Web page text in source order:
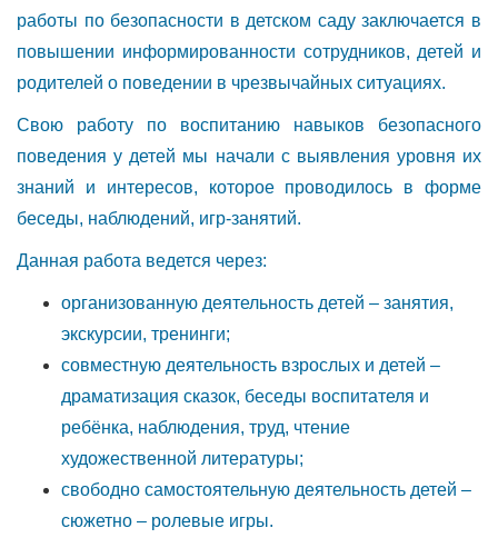
работы по безопасности в детском саду заключается в
повышении информированности сотрудников, детей и
родителей о поведении в чрезвычайных ситуациях.
Свою работу по воспитанию навыков безопасного
поведения у детей мы начали с выявления уровня их
знаний и интересов, которое проводилось в форме
беседы, наблюдений, игр-занятий.
Данная работа ведется через:
организованную деятельность детей – занятия,
экскурсии, тренинги;
совместную деятельность взрослых и детей –
драматизация сказок, беседы воспитателя и
ребёнка, наблюдения, труд, чтение
художественной литературы;
свободно самостоятельную деятельность детей –
сюжетно – ролевые игры.